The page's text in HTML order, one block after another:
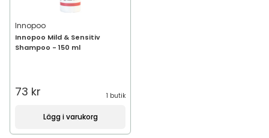
Innopoo
Innopoo Mild & Sensitiv
Shampoo - 150 ml
73 kr 1 butik
Lägg i varukorg